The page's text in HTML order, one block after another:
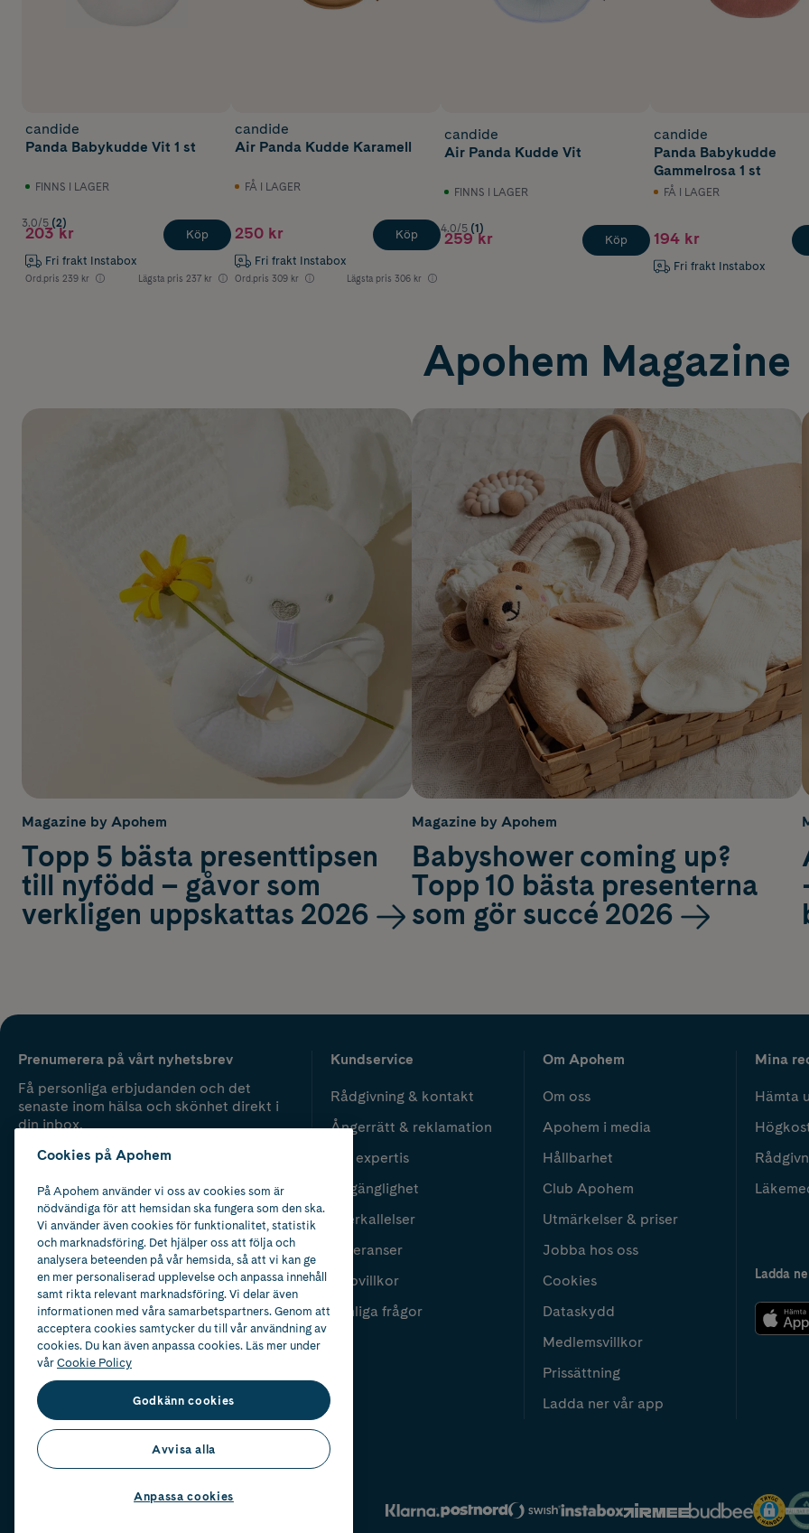
candide
Panda Babykudde Vit 1 st
FINNS I LAGER
3.0/5 (2)
203 kr
Fri frakt Instabox
Ord.pris 239 kr Lägsta pris 237 kr
Köp
candide
Air Panda Kudde Karamell
FÅ I LAGER
250 kr
Fri frakt Instabox
Ord.pris 309 kr Lägsta pris 306 kr
Köp
candide
Air Panda Kudde Vit
FINNS I LAGER
4.0/5 (1)
259 kr Köp
candide
Panda Babykudde
Gammelrosa 1 st
FÅ I LAGER
194 kr
Fri frakt Instabox
Apohem Magazine
Magazine by Apohem
Topp 5 bästa presenttipsen
till nyfödd – gåvor som
verkligen uppskattas 2026
Magazine by Apohem
Babyshower coming up?
Topp 10 bästa presenterna
som gör succé 2026
Prenumerera på vårt nyhetsbrev
Få personliga erbjudanden och det
senaste inom hälsa och skönhet direkt i
din inbox.
Kundservice
Rådgivning & kontakt
Ångerrätt & reklamation
Vår expertis
Tillgänglighet
Återkallelser
Leveranser
Köpvillkor
Vanliga frågor
Om Apohem
Om oss
Apohem i media
Hållbarhet
Club Apohem
Utmärkelser & priser
Jobba hos oss
Cookies
Dataskydd
Medlemsvillkor
Prissättning
Ladda ner vår app
Mina
Hämta
Ladda
Cookies på Apohem
På Apohem använder vi oss av cookies som är
nödvändiga för att hemsidan ska fungera som den ska.
Vi använder även cookies för funktionalitet, statistik
och marknadsföring. Det hjälper oss att följa och
analysera beteenden på vår hemsida, så att vi kan ge
en mer personaliserad upplevelse och anpassa innehåll
samt rikta relevant marknadsföring. Vi delar även
informationen med våra samarbetspartners. Genom att
acceptera cookies samtycker du till vår användning av
cookies. Du kan även anpassa cookies. Läs mer under
vårCookie Policy
Godkänn cookies
Avvisa alla
Anpassa cookies